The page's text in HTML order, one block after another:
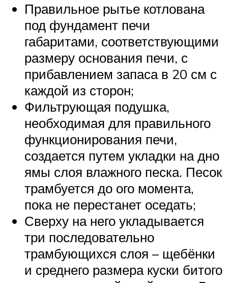
Правильное рытье котлована
под фундамент печи
габаритами, соответствующими
размеру основания печи, с
прибавлением запаса в 20 см с
каждой из сторон;
Фильтрующая подушка,
необходимая для правильного
функционирования печи,
создается путем укладки на дно
ямы слоя влажного песка. Песок
трамбуется до ого момента,
пока не перестанет оседать;
Сверху на него укладывается
три последовательно
трамбующихся слоя – щебёнки
и среднего размера куски битого